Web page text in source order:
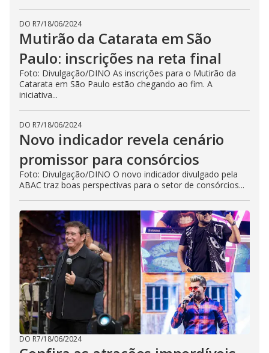
DO R7/18/06/2024
Mutirão da Catarata em São
Paulo: inscrições na reta final
Foto: Divulgação/DINO As inscrições para o Mutirão da
Catarata em São Paulo estão chegando ao fim. A
iniciativa...
DO R7/18/06/2024
Novo indicador revela cenário
promissor para consórcios
Foto: Divulgação/DINO O novo indicador divulgado pela
ABAC traz boas perspectivas para o setor de consórcios...
DO R7/18/06/2024